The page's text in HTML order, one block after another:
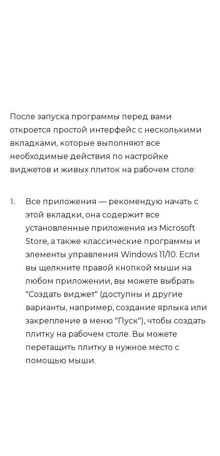
После запуска программы перед вами
откроется простой интерфейс с несколькими
вкладками, которые выполняют все
необходимые действия по настройке
виджетов и живых плиток на рабочем столе:
Все приложения — рекомендую начать с
этой вкладки, она содержит все
установленные приложения из Microsoft
Store, а также классические программы и
элементы управления Windows 11/10. Если
вы щелкните правой кнопкой мыши на
любом приложении, вы можете выбрать
"Создать виджет" (доступны и другие
варианты, например, создание ярлыка или
закрепление в меню "Пуск"), чтобы создать
плитку на рабочем столе. Вы можете
перетащить плитку в нужное место с
помощью мыши.